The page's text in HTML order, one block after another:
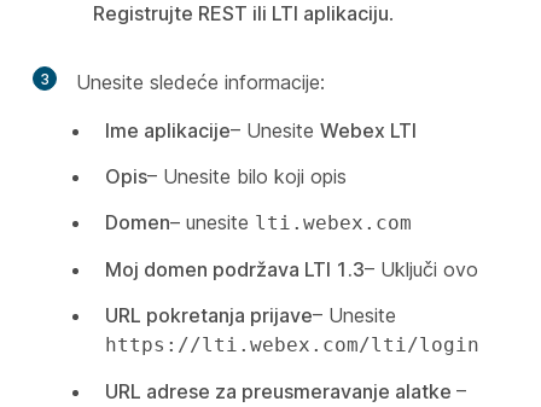
Registrujte REST ili LTI aplikaciju.
3
Unesite sledeće informacije:
Ime aplikacije– Unesite Webex LTI
Opis– Unesite bilo koji opis
Domen– unesite lti.webex.com
Moj domen podržava LTI 1.3– Uključi ovo
URL pokretanja prijave– Unesite
https://lti.webex.com/lti/login
URL adrese za preusmeravanje alatke –